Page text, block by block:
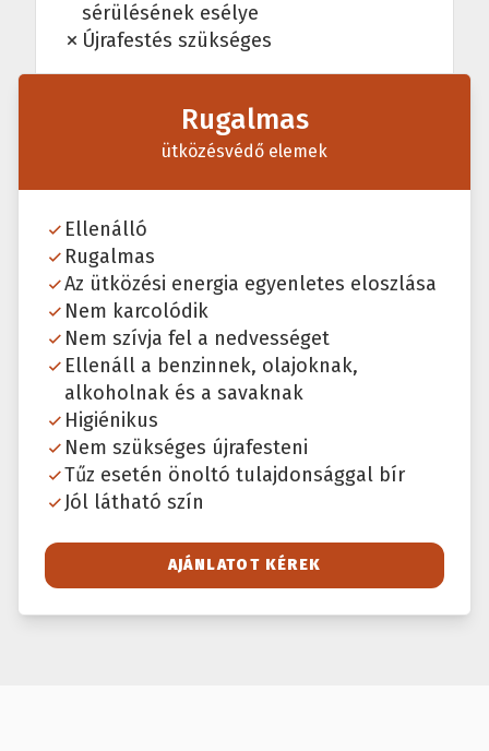
sérülésének esélye
Újrafestés szükséges
Rugalmas
ütközésvédő elemek
Ellenálló
Rugalmas
Az ütközési energia egyenletes eloszlása
Nem karcolódik
Nem szívja fel a nedvességet
Ellenáll a benzinnek, olajoknak,
alkoholnak és a savaknak
Higiénikus
Nem szükséges újrafesteni
Tűz esetén önoltó tulajdonsággal bír
Jól látható szín
AJÁNLATOT KÉREK